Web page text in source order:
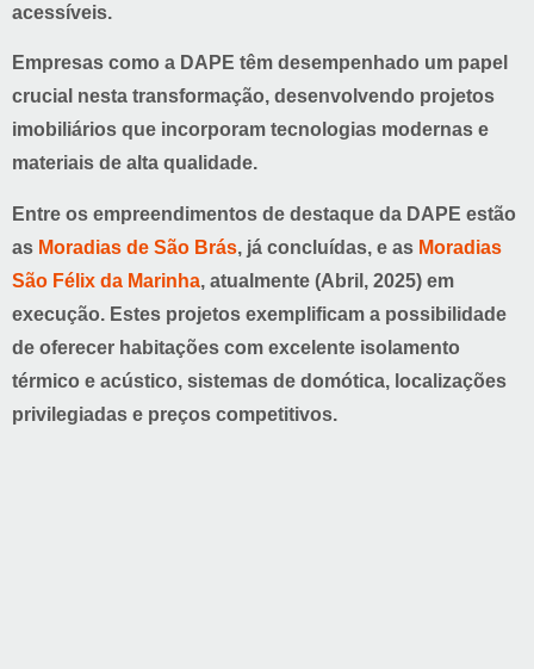
acessíveis.
Empresas como a DAPE têm desempenhado um papel
crucial nesta transformação, desenvolvendo projetos
imobiliários que incorporam tecnologias modernas e
materiais de alta qualidade.
Entre os empreendimentos de destaque da DAPE estão
as Moradias de São Brás, já concluídas, e as Moradias
São Félix da Marinha, atualmente (Abril, 2025) em
execução. Estes projetos exemplificam a possibilidade
de oferecer habitações com excelente isolamento
térmico e acústico, sistemas de domótica, localizações
privilegiadas e preços competitivos.